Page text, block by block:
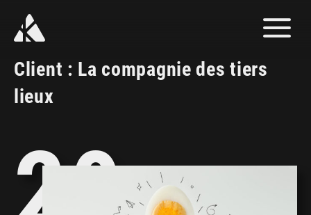
le
Client : La compagnie des tiers
lieux
20
3
2